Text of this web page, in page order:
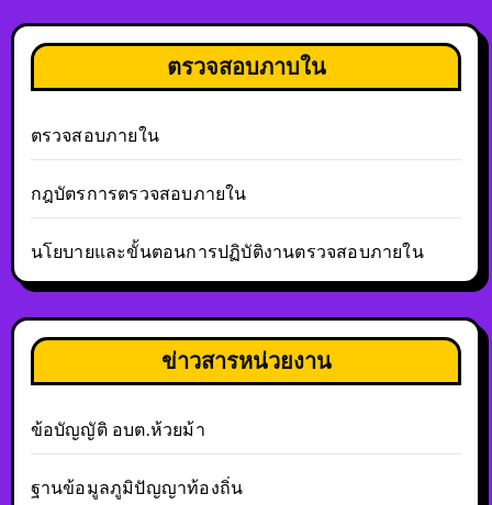
ตรวจสอบภาบใน
ตรวจสอบภายใน
กฎบัตรการตรวจสอบภายใน
นโยบายและขั้นตอนการปฏิบัติงานตรวจสอบภายใน
ข่าวสารหน่วยงาน
ข้อบัญญัติ อบต.ห้วยม้า
ฐานข้อมูลภูมิปัญญาท้องถิ่น